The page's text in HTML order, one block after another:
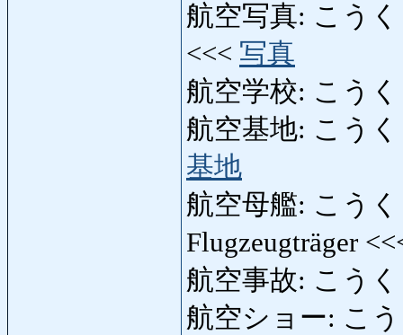
航空写真: こう
<<< 写真
航空学校: こう
航空基地: こう
基地
航空母艦: こう
Flugzeugträger
航空事故: こう
航空ショー: こ